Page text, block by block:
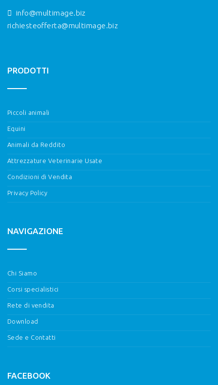
info@multimage.biz
richiesteofferta@multimage.biz
PRODOTTI
Piccoli animali
Equini
Animali da Reddito
Attrezzature Veterinarie Usate
Condizioni di Vendita
Privacy Policy
NAVIGAZIONE
Chi Siamo
Corsi specialistici
Rete di vendita
Download
Sede e Contatti
FACEBOOK